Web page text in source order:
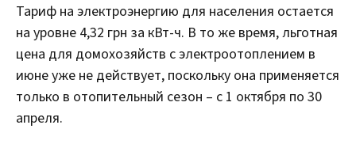
Тариф на электроэнергию для населения остается
на уровне 4,32 грн за кВт-ч. В то же время, льготная
цена для домохозяйств с электроотоплением в
июне уже не действует, поскольку она применяется
только в отопительный сезон – с 1 октября по 30
апреля.